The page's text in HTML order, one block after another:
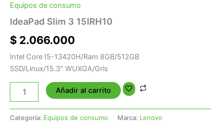
Equipos de consumo
IdeaPad Slim 3 15IRH10
$ 2.066.000
Intel Core I5-13420H/Ram 8GB/512GB
SSD/Linux/15.3″ WUXGA/Gris
Añadir al carrito
Categoría: Equipos de consumo Marca: Lenovo